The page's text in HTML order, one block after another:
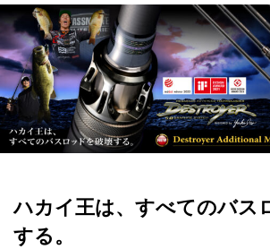
ハカイ王は、すべてのバス
する。